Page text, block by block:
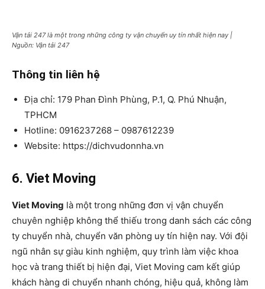
Vận tải 247 là một trong những công ty vận chuyển uy tín nhất hiện nay |
Nguồn: Vận tải 247
Thông tin liên hệ
Địa chỉ: 179 Phan Đình Phùng, P.1, Q. Phú Nhuận,
TPHCM
Hotline: 0916237268 – 0987612239
Website: https://dichvudonnha.vn
6. Viet Moving
Viet Moving là một trong những đơn vị vận chuyển
chuyên nghiệp không thể thiếu trong danh sách các công
ty chuyển nhà, chuyển văn phòng uy tín hiện nay. Với đội
ngũ nhân sự giàu kinh nghiệm, quy trình làm việc khoa
học và trang thiết bị hiện đại, Viet Moving cam kết giúp
khách hàng di chuyển nhanh chóng, hiệu quả, không làm